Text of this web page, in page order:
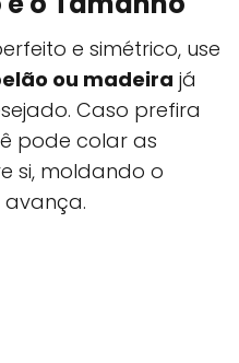
e simétrico, use
ou madeira já
Caso prefira
pode colar as
si, moldando o